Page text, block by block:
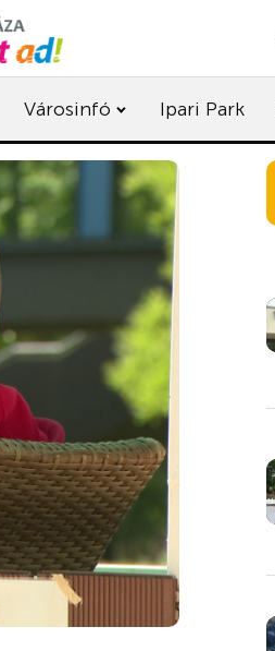
Városinfó Ipari Park